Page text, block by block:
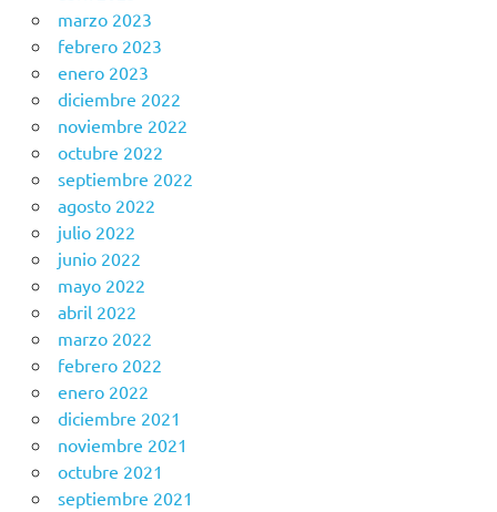
marzo 2023
febrero 2023
enero 2023
diciembre 2022
noviembre 2022
octubre 2022
septiembre 2022
agosto 2022
julio 2022
junio 2022
mayo 2022
abril 2022
marzo 2022
febrero 2022
enero 2022
diciembre 2021
noviembre 2021
octubre 2021
septiembre 2021